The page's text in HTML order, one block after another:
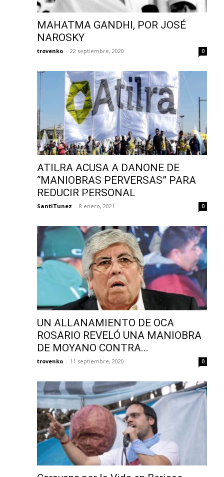
MAHATMA GANDHI, POR JOSÉ
NAROSKY
trovenko - 22 septiembre, 2020 0
ATILRA ACUSA A DANONE DE
“MANIOBRAS PERVERSAS” PARA
REDUCIR PERSONAL
SantiTunez - 8 enero, 2021 0
UN ALLANAMIENTO DE OCA
ROSARIO REVELÓ UNA MANIOBRA
DE MOYANO CONTRA...
trovenko - 11 septiembre, 2020 0